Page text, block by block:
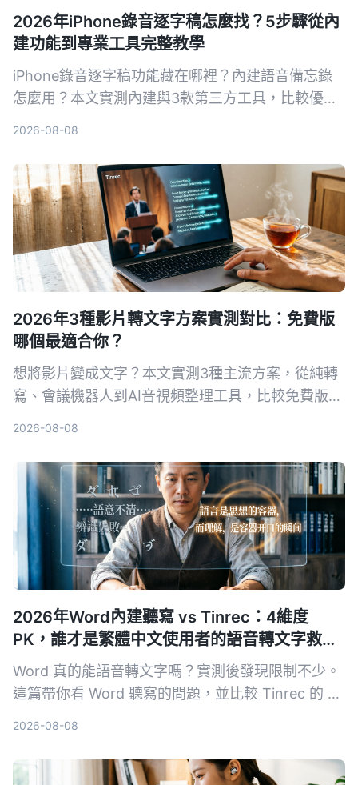
2026年iPhone錄音逐字稿怎麼找？5步驟從內
建功能到專業工具完整教學
iPhone錄音逐字稿功能藏在哪裡？內建語音備忘錄
怎麼用？本文實測內建與3款第三方工具，比較優缺
2026-08-08
2026年3種影片轉文字方案實測對比：免費版
哪個最適合你？
想將影片變成文字？本文實測3種主流方案，從純轉
寫、會議機器人到AI音視頻整理工具，比較免費版功
2026-08-08
2026年Word內建聽寫 vs Tinrec：4維度
PK，誰才是繁體中文使用者的語音轉文字救
星？
Word 真的能語音轉文字嗎？實測後發現限制不少。
這篇帶你看 Word 聽寫的問題，並比較 Tinrec 的 AI
2026-08-08